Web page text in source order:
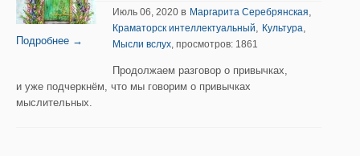
Подробнее →
Июль 06, 2020 в Маргарита Серебрянская,
Краматорск интеллектуальный, Культура,
Мысли вслух, просмотров: 1861
Продолжаем разговор о привычках,
и уже подчеркнём, что мы говорим о привычках
мыслительных.